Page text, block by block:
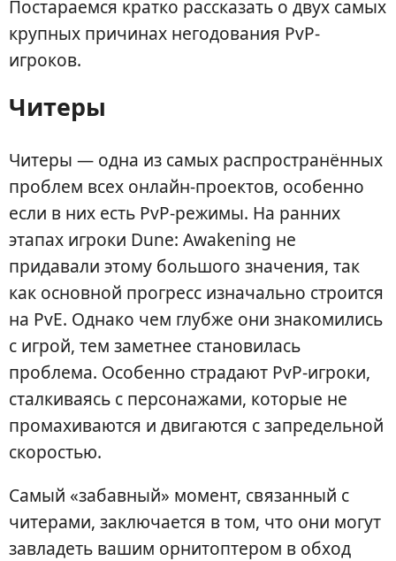
Постараемся кратко рассказать о двух самых
крупных причинах негодования PvP-
игроков.
Читеры
Читеры — одна из самых распространённых
проблем всех онлайн-проектов, особенно
если в них есть PvP-режимы. На ранних
этапах игроки Dune: Awakening не
придавали этому большого значения, так
как основной прогресс изначально строится
на PvE. Однако чем глубже они знакомились
с игрой, тем заметнее становилась
проблема. Особенно страдают PvP-игроки,
сталкиваясь с персонажами, которые не
промахиваются и двигаются с запредельной
скоростью.
Самый «забавный» момент, связанный с
читерами, заключается в том, что они могут
завладеть вашим орнитоптером в обход